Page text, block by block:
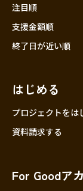
注目順
支援金額順
終了日が近い順
はじめる
プロジェクトをは
資料請求する
For Goodア